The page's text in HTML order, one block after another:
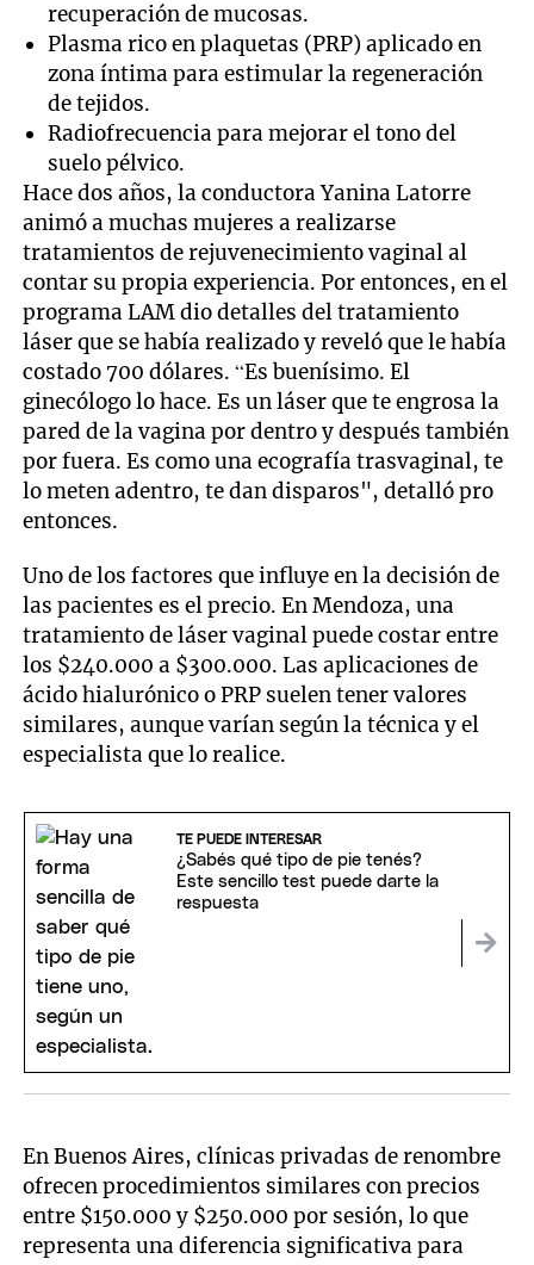
recuperación de mucosas.
Plasma rico en plaquetas (PRP) aplicado en
zona íntima para estimular la regeneración
de tejidos.
Radiofrecuencia para mejorar el tono del
suelo pélvico.
Hace dos años, la conductora Yanina Latorre
animó a muchas mujeres a realizarse
tratamientos de rejuvenecimiento vaginal al
contar su propia experiencia. Por entonces, en el
programa LAM dio detalles del tratamiento
láser que se había realizado y reveló que le había
costado 700 dólares. “Es buenísimo. El
ginecólogo lo hace. Es un láser que te engrosa la
pared de la vagina por dentro y después también
por fuera. Es como una ecografía trasvaginal, te
lo meten adentro, te dan disparos", detalló pro
entonces.
Uno de los factores que influye en la decisión de
las pacientes es el precio. En Mendoza, una
tratamiento de láser vaginal puede costar entre
los $240.000 a $300.000. Las aplicaciones de
ácido hialurónico o PRP suelen tener valores
similares, aunque varían según la técnica y el
especialista que lo realice.
TE PUEDE INTERESAR
¿Sabés qué tipo de pie tenés?
Este sencillo test puede darte la
respuesta
En Buenos Aires, clínicas privadas de renombre
ofrecen procedimientos similares con precios
entre $150.000 y $250.000 por sesión, lo que
representa una diferencia significativa para